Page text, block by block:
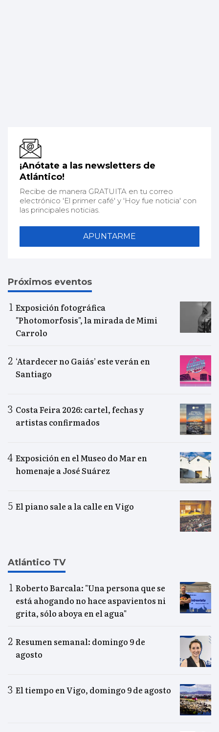
¡Anótate a las newsletters de
Atlántico!
Recibe de manera GRATUITA en tu correo
electrónico 'El primer café' y 'Hoy fue noticia' con
las principales noticias.
APUNTARME
Próximos eventos
Exposición fotográfica
"Photomorfosis", la mirada de Mimi
Carrolo
‘Atardecer no Gaiás’ este verán en
Santiago
Costa Feira 2026: cartel, fechas y
artistas confirmados
Exposición en el Museo do Mar en
homenaje a José Suárez
El piano sale a la calle en Vigo
Atlántico TV
Roberto Barcala: "Una persona que se
está ahogando no hace aspavientos ni
grita, sólo aboya en el agua"
Resumen semanal: domingo 9 de
agosto
El tiempo en Vigo, domingo 9 de agosto